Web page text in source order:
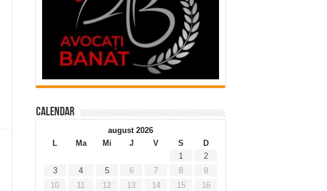
Calendar
august 2026
L
Ma Mi J V S
D
1
2
3
4 5 6 7 8
9
10
11 12 13 14 15
16